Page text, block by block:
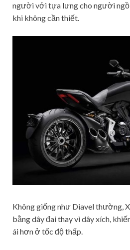
người với tựa lưng cho người
khi không cần thiết.
Không giống như Diavel thường,
bằng dây đai thay vì dây xích,
ái hơn ở tốc độ thấp.